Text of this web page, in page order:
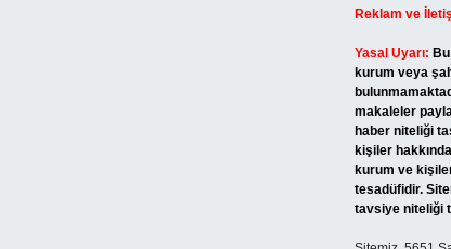
Reklam ve
Yasal Uyarı:
kurum veya
makaleler
haber niteliği
kişiler
kurum ve
tesadüfidir.
tavsiye niteliği